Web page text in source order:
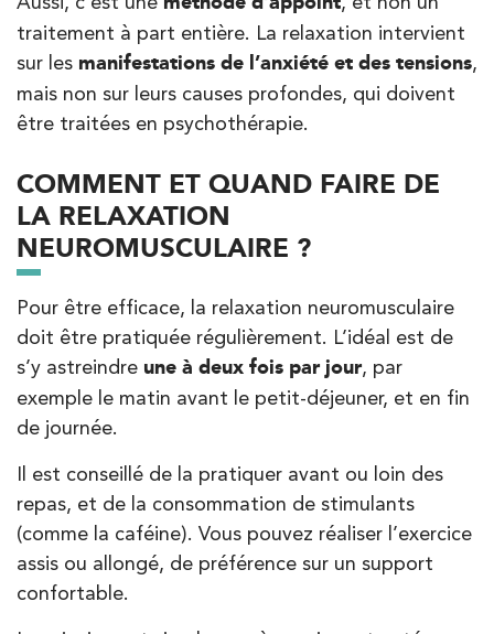
traitement à part entière. La relaxation intervient
sur les manifestations de l’anxiété et des tensions,
mais non sur leurs causes profondes, qui doivent
être traitées en psychothérapie.
COMMENT ET QUAND FAIRE DE
LA RELAXATION
NEUROMUSCULAIRE ?
Pour être efficace, la relaxation neuromusculaire
doit être pratiquée régulièrement. L’idéal est de
s’y astreindre une à deux fois par jour, par
exemple le matin avant le petit-déjeuner, et en fin
de journée.
Il est conseillé de la pratiquer avant ou loin des
repas, et de la consommation de stimulants
(comme la caféine). Vous pouvez réaliser l’exercice
assis ou allongé, de préférence sur un support
confortable.